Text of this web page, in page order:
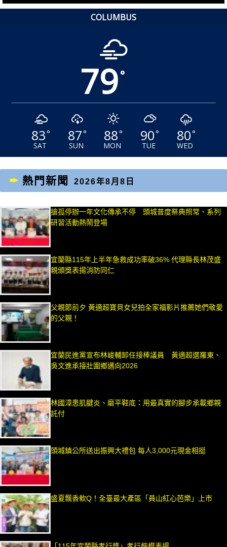
COLUMBUS
79°
83°
SAT
87°
SUN
88°
MON
90°
TUE
80°
WED
熱門新聞 2026年8月8日
搶孤停辦一年文化傳承不停 頭城普度祭典照常、系列
研習活動熱鬧登場
宜蘭縣115年上半年急救成功率破36% 代理縣長林茂盛
親頒獎表揚消防同仁
父親節前夕 黃適超寶貝女兒拍全家福影片推薦她們敬愛
的父親！
宜蘭民進黨宣布林峻輔卸任接棒議員 黃適超選羅東、
吳文進承接壯圍鄉邁向2026
林國漳患肌腱炎、磨平鞋底：用最真實的腳步承載鄉親
託付
頭城鎮公所送出振興大禮包 每人3,000元現金相挺
盛夏飄香軟Q！全臺最大產區「員山紅心芭樂」上市